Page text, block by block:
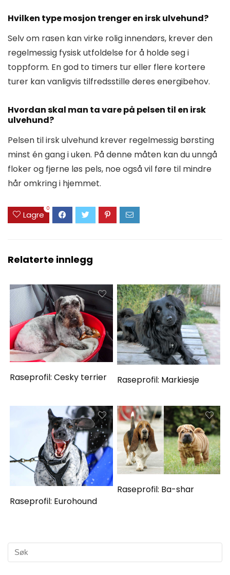
Hvilken type mosjon trenger en irsk ulvehund?
Selv om rasen kan virke rolig innendørs, krever den
regelmessig fysisk utfoldelse for å holde seg i
toppform. En god to timers tur eller flere kortere
turer kan vanligvis tilfredsstille deres energibehov.
Hvordan skal man ta vare på pelsen til en irsk
ulvehund?
Pelsen til irsk ulvehund krever regelmessig børsting
minst én gang i uken. På denne måten kan du unngå
floker og fjerne løs pels, noe også vil føre til mindre
hår omkring i hjemmet.
Lagre
0
Relaterte innlegg
Raseprofil: Cesky terrier Raseprofil: Markiesje
Raseprofil: Eurohound
Raseprofil: Ba-shar